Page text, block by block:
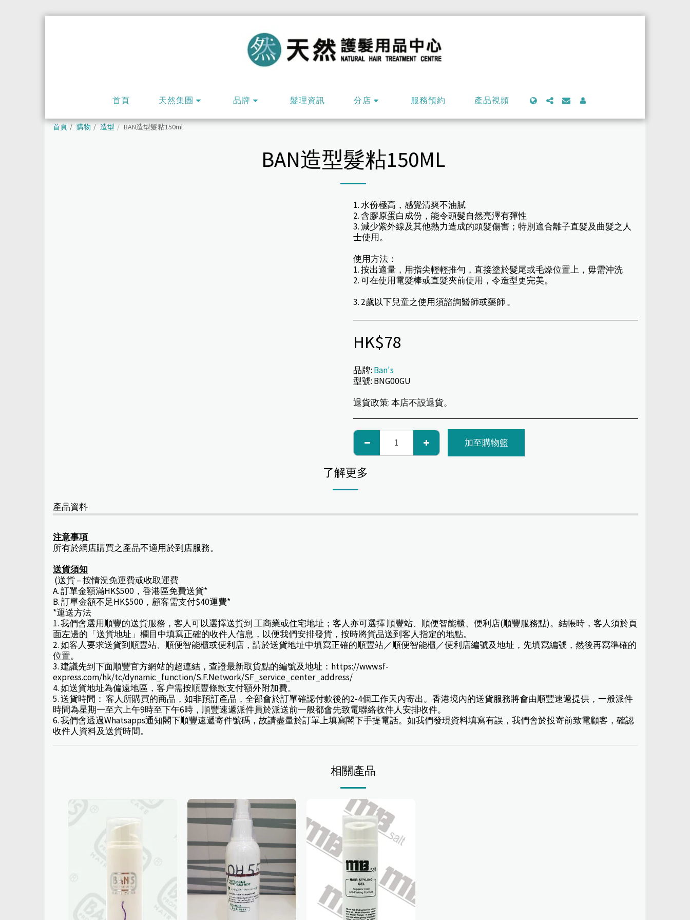
首頁 天然集團 品牌 髮理資訊 分店 服務預約 產品視頻
首頁 購物 造型 BAN造型髮粘150ml
BAN造型髮粘150ML
1. 水份極高，感覺清爽不油膩
2. 含膠原蛋白成份，能令頭髮自然亮澤有彈性
3. 減少紫外線及其他熱力造成的頭髮傷害；特別適合離子直髮及曲髮之人
士使用。
使用方法：
1. 按出適量，用指尖輕輕推勻，直接塗於髮尾或毛燥位置上，毋需沖洗
2. 可在使用電髮棒或直髮夾前使用，令造型更完美。
3. 2歲以下兒童之使用須諮詢醫師或藥師 。
HK$78
品牌: Ban's
型號: BNG00GU
退貨政策:本店不設退貨。
加至購物籃
了解更多
產品資料
注意事項
所有於網店購買之產品不適用於到店服務。
送貨須知
(送貨 – 按情況免運費或收取運費
A. 訂單金額滿HK$500，香港區免費送貨*
B. 訂單金額不足HK$500，顧客需支付$40運費*
*運送方法
1. 我們會選用順豐的送貨服務，客人可以選擇送貨到 工商業或住宅地址；客人亦可選擇 順豐站、順便智能櫃、便利店(順豐服務點)。結帳時，客人須於頁
面左邊的「送貨地址」欄目中填寫正確的收件人信息，以便我們安排發貨，按時將貨品送到客人指定的地點。
2. 如客人要求送貨到順豐站、順便智能櫃或便利店，請於送貨地址中填寫正確的順豐站／順便智能櫃／便利店編號及地址，先填寫編號，然後再寫準確的
位置。
3. 建議先到下面順豐官方網站的超連結，查證最新取貨點的編號及地址：https://www.sf-
express.com/hk/tc/dynamic_function/S.F.Network/SF_service_center_address/
4. 如送貨地址為偏遠地區，客户需按順豐條款支付額外附加費。
5. 送貨時間： 客人所購買的商品，如非預訂產品，全部會於訂單確認付款後的2-4個工作天內寄出。香港境內的送貨服務將會由順豐速遞提供，一般派件
時間為星期一至六上午9時至下午6時，順豐速遞派件員於派送前一般都會先致電聯絡收件人安排收件。
6. 我們會透過Whatsapps通知閣下順豐速遞寄件號碼，故請盡量於訂單上填寫閣下手提電話。如我們發現資料填寫有誤，我們會於投寄前致電顧客，確認
收件人資料及送貨時間。
相關產品